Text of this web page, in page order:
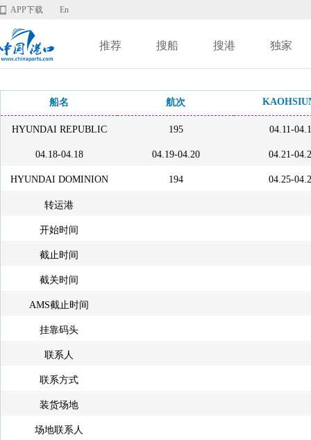
APP下载 En
推荐 搜船 搜港 独家
船名 航次
HYUNDAI REPUBLIC 195 04.11-
04.18-04.18 04.19-04.20 04.21-
HYUNDAI DOMINION 194 04.25-
转运港
开始时间
截止时间
截关时间
AMS截止时间
挂靠码头
联系人
联系方式
装货场地
场地联系人